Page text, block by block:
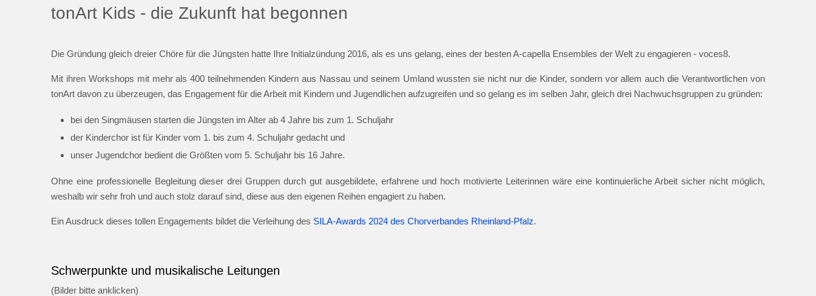
tonArt Kids - die Zukunft hat begonnen
Die Gründung gleich dreier Chöre für die Jüngsten hatte Ihre Initialzündung 2016, als es uns gelang, eines der besten A-capella Ensembles der Welt zu engagieren - voces8.
Mit ihren Workshops mit mehr als 400 teilnehmenden Kindern aus Nassau und seinem Umland wussten sie nicht nur die Kinder, sondern vor allem auch die Verantwortlichen von
tonArt davon zu überzeugen, das Engagement für die Arbeit mit Kindern und Jugendlichen aufzugreifen und so gelang es im selben Jahr, gleich drei Nachwuchsgruppen zu gründen:
bei den Singmäusen starten die Jüngsten im Alter ab 4 Jahre bis zum 1. Schuljahr
der Kinderchor ist für Kinder vom 1. bis zum 4. Schuljahr gedacht und
unser Jugendchor bedient die Größten vom 5. Schuljahr bis 16 Jahre.
Ohne eine professionelle Begleitung dieser drei Gruppen durch gut ausgebildete, erfahrene und hoch motivierte Leiterinnen wäre eine kontinuierliche Arbeit sicher nicht möglich,
weshalb wir sehr froh und auch stolz darauf sind, diese aus den eigenen Reihen engagiert zu haben.
Ein Ausdruck dieses tollen Engagements bildet die Verleihung des SILA-Awards 2024 des Chorverbandes Rheinland-Pfalz.
Schwerpunkte und musikalische Leitungen
(Bilder bitte anklicken)